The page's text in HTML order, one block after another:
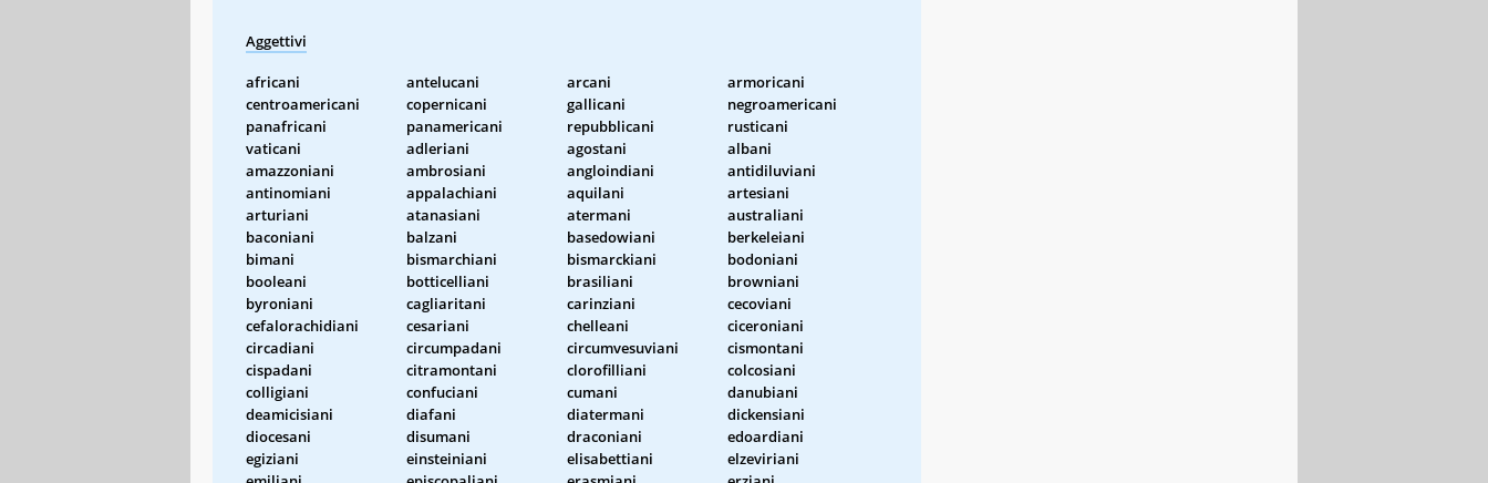
Aggettivi
africani antelucani arcani
armoricani
centroamericani
copernicani gallicani
negroamericani
panafricani
panamericani repubblicani
rusticani
vaticani
adleriani agostani
albani
amazzoniani
ambrosiani angloindiani
antidiluviani
antinomiani
appalachiani aquilani
artesiani
arturiani
atanasiani atermani
australiani
baconiani
balzani basedowiani
berkeleiani
bimani
bismarchiani bismarckiani
bodoniani
booleani
botticelliani brasiliani
browniani
byroniani
cagliaritani carinziani
cecoviani
cefalorachidiani
cesariani chelleani
ciceroniani
circadiani
circumpadani circumvesuviani
cismontani
cispadani
citramontani clorofilliani
colcosiani
colligiani
confuciani cumani
danubiani
deamicisiani
diafani diatermani
dickensiani
diocesani
disumani draconiani
edoardiani
egiziani
einsteiniani elisabettiani
elzeviriani